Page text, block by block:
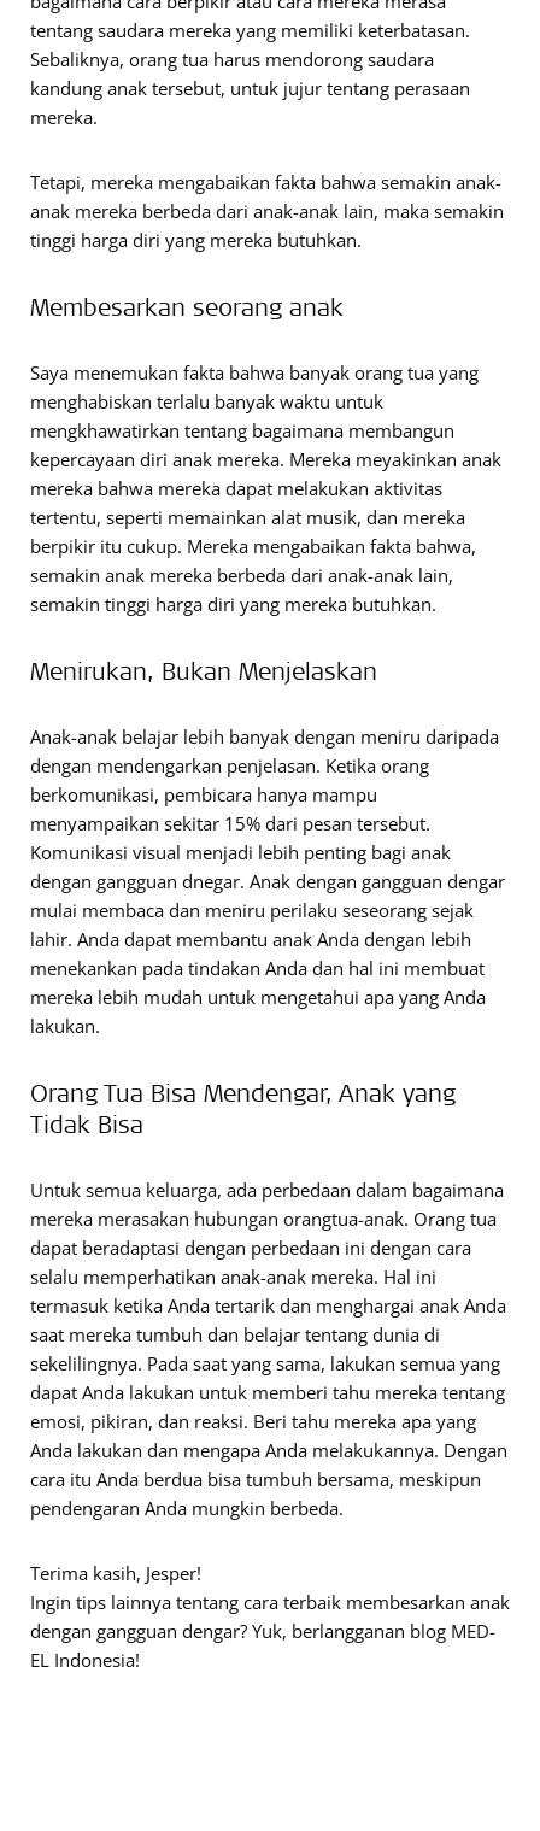
tentang saudara mereka yang memiliki keterbatasan.
Sebaliknya, orang tua harus mendorong saudara
kandung anak tersebut, untuk jujur tentang perasaan
mereka.
Tetapi, mereka mengabaikan fakta bahwa semakin anak-
anak mereka berbeda dari anak-anak lain, maka semakin
tinggi harga diri yang mereka butuhkan.
Membesarkan seorang anak
Saya menemukan fakta bahwa banyak orang tua yang
menghabiskan terlalu banyak waktu untuk
mengkhawatirkan tentang bagaimana membangun
kepercayaan diri anak mereka. Mereka meyakinkan anak
mereka bahwa mereka dapat melakukan aktivitas
tertentu, seperti memainkan alat musik, dan mereka
berpikir itu cukup. Mereka mengabaikan fakta bahwa,
semakin anak mereka berbeda dari anak-anak lain,
semakin tinggi harga diri yang mereka butuhkan.
Menirukan, Bukan Menjelaskan
Anak-anak belajar lebih banyak dengan meniru daripada
dengan mendengarkan penjelasan. Ketika orang
berkomunikasi, pembicara hanya mampu
menyampaikan sekitar 15% dari pesan tersebut.
Komunikasi visual menjadi lebih penting bagi anak
dengan gangguan dnegar. Anak dengan gangguan dengar
mulai membaca dan meniru perilaku seseorang sejak
lahir. Anda dapat membantu anak Anda dengan lebih
menekankan pada tindakan Anda dan hal ini membuat
mereka lebih mudah untuk mengetahui apa yang Anda
lakukan.
Orang Tua Bisa Mendengar, Anak yang
Tidak Bisa
Untuk semua keluarga, ada perbedaan dalam bagaimana
mereka merasakan hubungan orangtua-anak. Orang tua
dapat beradaptasi dengan perbedaan ini dengan cara
selalu memperhatikan anak-anak mereka. Hal ini
termasuk ketika Anda tertarik dan menghargai anak Anda
saat mereka tumbuh dan belajar tentang dunia di
sekelilingnya. Pada saat yang sama, lakukan semua yang
dapat Anda lakukan untuk memberi tahu mereka tentang
emosi, pikiran, dan reaksi. Beri tahu mereka apa yang
Anda lakukan dan mengapa Anda melakukannya. Dengan
cara itu Anda berdua bisa tumbuh bersama, meskipun
pendengaran Anda mungkin berbeda.
Terima kasih, Jesper!
Ingin tips lainnya tentang cara terbaik membesarkan anak
dengan gangguan dengar? Yuk, berlangganan blog MED-
EL Indonesia!